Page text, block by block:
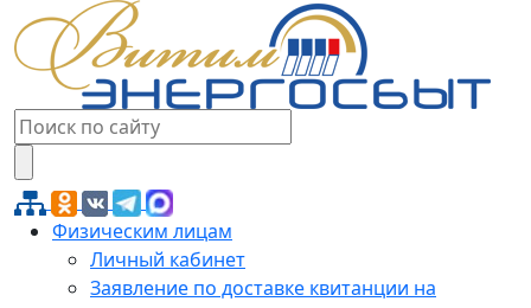
Физическим лицам
Личный кабинет
Заявление по доставке квитанции на